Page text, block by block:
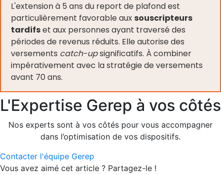
L'extension à 5 ans du report de plafond est
particulièrement favorable aux souscripteurs
tardifset aux personnes ayant traversé des
périodes de revenus réduits. Elle autorise des
versements catch-upsignificatifs. À combiner
impérativement avec la stratégie de versements
avant 70 ans.
L'Expertise Gerep à vos côtés
Nos experts sont à vos côtés pour vous accompagner
dans l’optimisation de vos dispositifs.
Contacter l'équipe Gerep
Vous avez aimé cet article ? Partagez-le !